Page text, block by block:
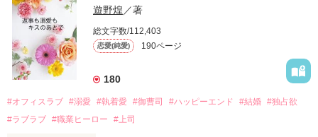
甘やかしてくる。
そんなある日、哲平は美桜がストーカー被害に
遭っていることを知る。
美桜を守るため、哲平は同居を提案してきて――。
夏木美桜(なつきみお)
鳴海哲平 (なるみてっぺい)
い、酒の勢いもあり一夜限りの関係となる。
帰国後、美桜は新しい職場でワンナイトした美青年と再会。
なんと彼の正体は、とある財閥御曹司にも関わらず、一族を離
れて起業した新進気鋭の実業家、社内でも冷徹だと評判な社長
――御影恭司その人だったのだ――！
なぜか恭司から飼い猫の世話係を命じられた美桜は、猫の世
の関係となってしまい――？
遊野煌／著
総文字数/112,403
恋愛(純愛) 190ページ
180
#オフィスラブ #溺愛 #執着愛 #御曹司 #ハッピーエンド #結婚 #独占欲
#ラブラブ #職業ヒーロー #上司